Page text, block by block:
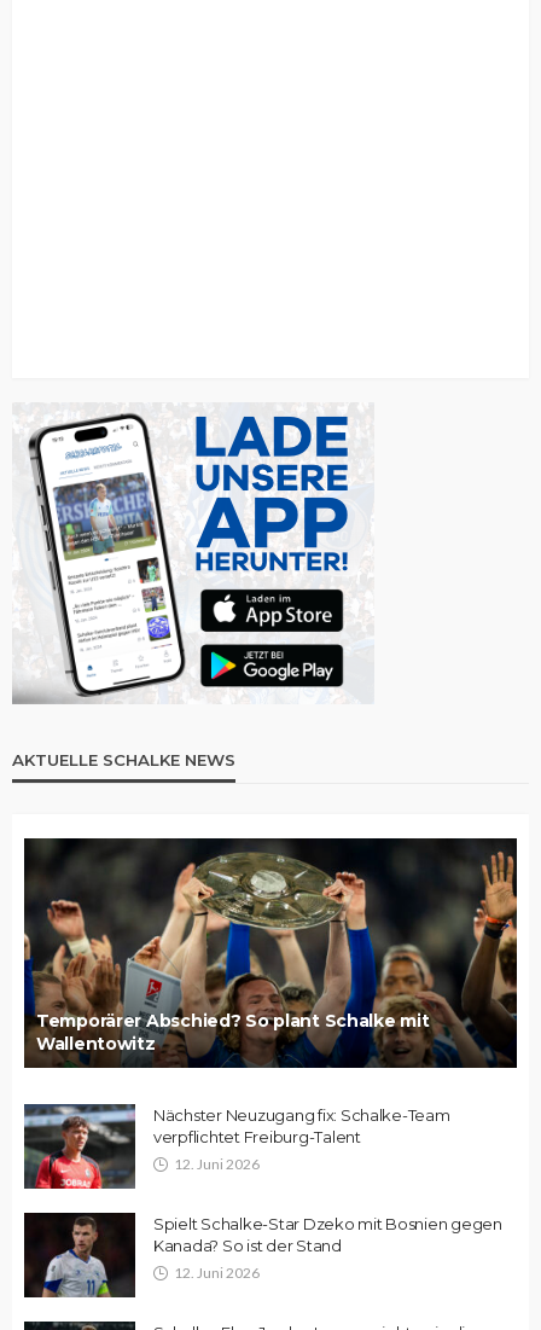
AKTUELLE SCHALKE NEWS
Temporärer Abschied? So plant Schalke mit
Wallentowitz
Nächster Neuzugang fix: Schalke-Team
verpflichtet Freiburg-Talent
12. Juni 2026
Spielt Schalke-Star Dzeko mit Bosnien gegen
Kanada? So ist der Stand
12. Juni 2026